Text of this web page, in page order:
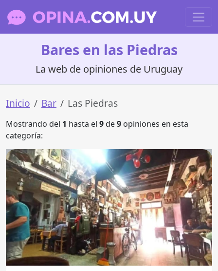
Bares en las Piedras
La web de opiniones de Uruguay
Inicio Bar Las Piedras
Mostrando del 1 hasta el 9de9 opiniones en esta
categoría: